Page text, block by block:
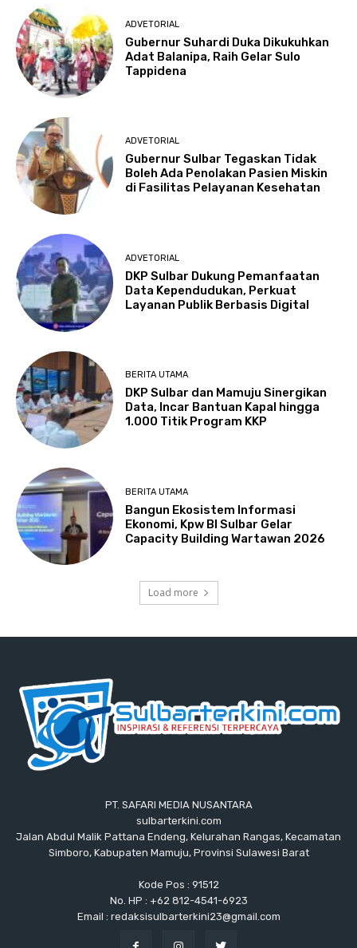
ADVETORIAL
Gubernur Suhardi Duka Dikukuhkan
Adat Balanipa, Raih Gelar Sulo
Tappidena
ADVETORIAL
Gubernur Sulbar Tegaskan Tidak
Boleh Ada Penolakan Pasien Miskin
di Fasilitas Pelayanan Kesehatan
ADVETORIAL
DKP Sulbar Dukung Pemanfaatan
Data Kependudukan, Perkuat
Layanan Publik Berbasis Digital
BERITA UTAMA
DKP Sulbar dan Mamuju Sinergikan
Data, Incar Bantuan Kapal hingga
1.000 Titik Program KKP
BERITA UTAMA
Bangun Ekosistem Informasi
Ekonomi, Kpw BI Sulbar Gelar
Capacity Building Wartawan 2026
Load more
PT. SAFARI MEDIA NUSANTARA
sulbarterkini.com
Jalan Abdul Malik Pattana Endeng, Kelurahan Rangas, Kecamatan
Simboro, Kabupaten Mamuju, Provinsi Sulawesi Barat
Kode Pos : 91512
No. HP : +62 812-4541-6923
Email : redaksisulbarterkini23@gmail.com